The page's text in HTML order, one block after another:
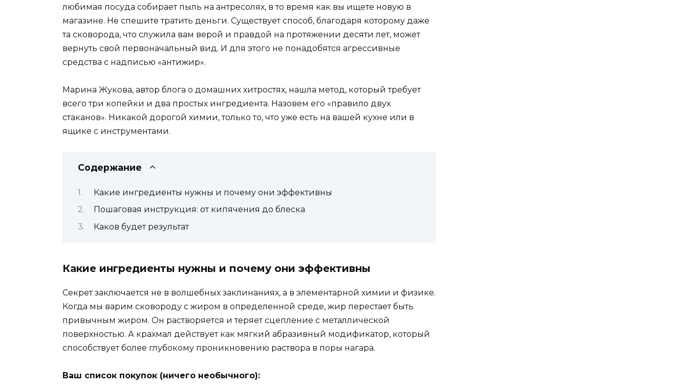
любимая посуда собирает пыль на антресолях, в то время как вы ищете новую в
магазине. Не спешите тратить деньги. Существует способ, благодаря которому даже
та сковорода, что служила вам верой и правдой на протяжении десяти лет, может
вернуть свой первоначальный вид. И для этого не понадобятся агрессивные
средства с надписью «антижир».
Марина Жукова, автор блога о домашних хитростях, нашла метод, который требует
всего три копейки и два простых ингредиента. Назовем его «правило двух
стаканов». Никакой дорогой химии, только то, что уже есть на вашей кухне или в
ящике с инструментами.
Содержание
Какие ингредиенты нужны и почему они эффективны
Пошаговая инструкция: от кипячения до блеска
Каков будет результат
Какие ингредиенты нужны и почему они эффективны
Секрет заключается не в волшебных заклинаниях, а в элементарной химии и физике.
Когда мы варим сковороду с жиром в определенной среде, жир перестает быть
привычным жиром. Он растворяется и теряет сцепление с металлической
поверхностью. А крахмал действует как мягкий абразивный модификатор, который
способствует более глубокому проникновению раствора в поры нагара.
Ваш список покупок (ничего необычного):